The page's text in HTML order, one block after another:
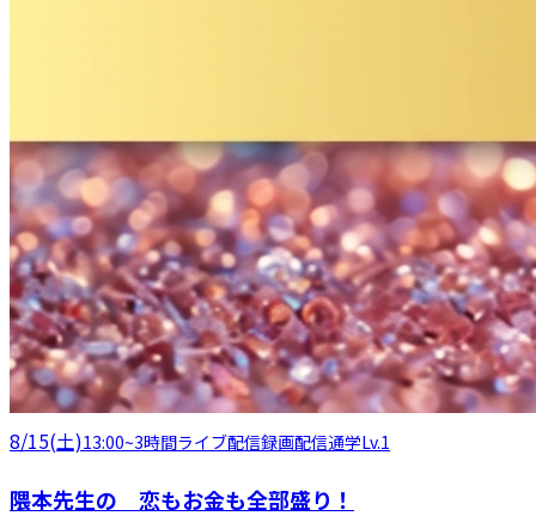
8/15(土)13:00~3時間ライブ配信録画配信通学Lv.1
隈本先生の 恋もお金も全部盛り！